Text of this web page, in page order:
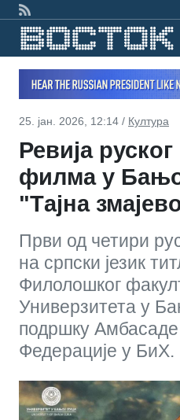
25. јан. 2026, 12:14 / Култура
Ревија
филма у
"Tајна
Први од четири
на српски језик
Филолошког
Универзитета у
подршку
Федерације у БиХ.